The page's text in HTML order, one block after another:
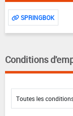
SPRINGBOK
Conditions